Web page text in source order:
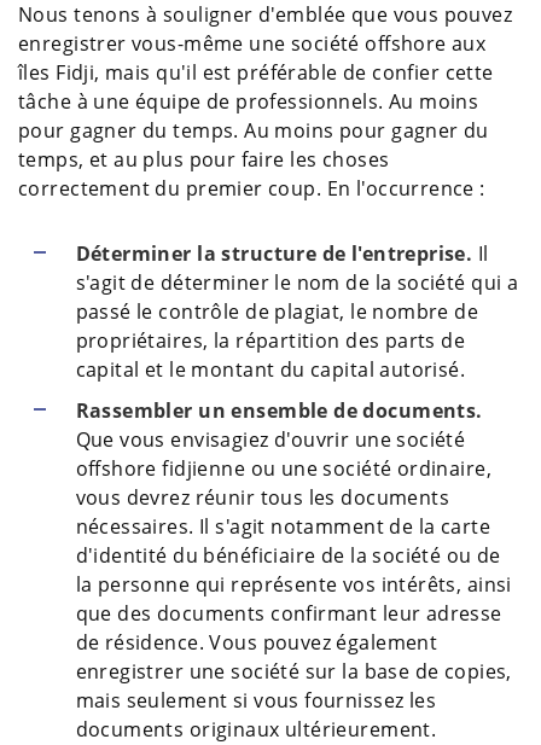
Nous tenons à souligner d'emblée que vous pouvez
enregistrer vous-même une société offshore aux
îles Fidji, mais qu'il est préférable de confier cette
tâche à une équipe de professionnels. Au moins
pour gagner du temps. Au moins pour gagner du
temps, et au plus pour faire les choses
correctement du premier coup. En l'occurrence :
Déterminer la structure de l'entreprise. Il
s'agit de déterminer le nom de la société qui a
passé le contrôle de plagiat, le nombre de
propriétaires, la répartition des parts de
capital et le montant du capital autorisé.
Rassembler un ensemble de documents.
Que vous envisagiez d'ouvrir une société
offshore fidjienne ou une société ordinaire,
vous devrez réunir tous les documents
nécessaires. Il s'agit notamment de la carte
d'identité du bénéficiaire de la société ou de
la personne qui représente vos intérêts, ainsi
que des documents confirmant leur adresse
de résidence. Vous pouvez également
enregistrer une société sur la base de copies,
mais seulement si vous fournissez les
documents originaux ultérieurement.